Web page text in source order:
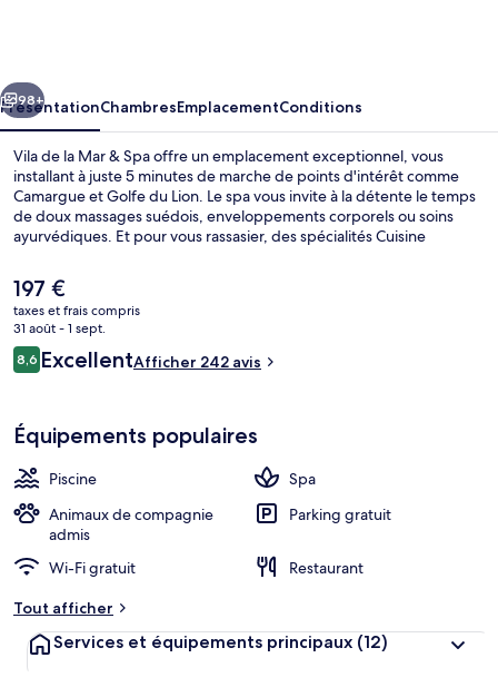
&
Spa
Suivant
98+
PrésentationChambresEmplacementConditions
Vila de la Mar & Spa offre un emplacement exceptionnel, vous
installant à juste 5 minutes de marche de points d'intérêt comme
Camargue et Golfe du Lion. Le spa vous invite à la détente le temps
de doux massages suédois, enveloppements corporels ou soins
ayurvédiques. Et pour vous rassasier, des spécialités Cuisine
est ouvert à l'heure du dîner. Au menu des petits plus offerts sur
place, on trouve une piscine extérieure, un bar en bord de piscine
et une salle de fitness. Sympa non ?
Le
prix
actuel
est
de
197 €
taxes et frais compris
31 août - 1 sept.
Avis
voyageurs
8,68,6 sur 10
ExcellentAfficher 242 avis
Équipements populaires
Piscine
Spa
Animaux de compagnie
admis
Parking gratuit
Wi-Fi gratuit
Restaurant
Tout afficher
Services et équipements principaux (12)